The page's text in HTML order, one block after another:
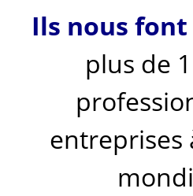
Ils nous
plus de
entreprises